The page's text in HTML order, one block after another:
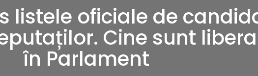
listele oficiale de
Cine sunt
în Parlament